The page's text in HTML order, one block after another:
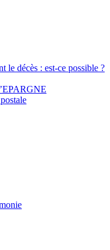
le décès : est-ce possible ?